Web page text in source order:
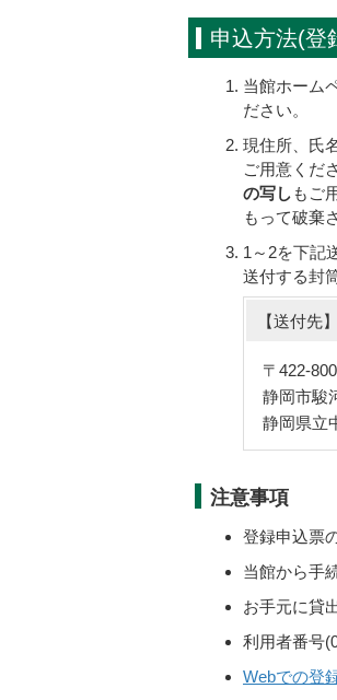
申込方法(登
当館ホーム
ださい。
現住所、氏
ご用意くだ
の写し もご
もって破棄
1～2を下記
送付する封
【送付先】
〒422-
静岡市駿
静岡県立
注意事項
登録申込票
当館から手
お手元に貸
利用者番号
Webでの登